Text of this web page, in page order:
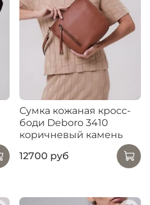
Сумка кожаная кросс-
боди Deboro 3410
коричневый камень
12700 руб